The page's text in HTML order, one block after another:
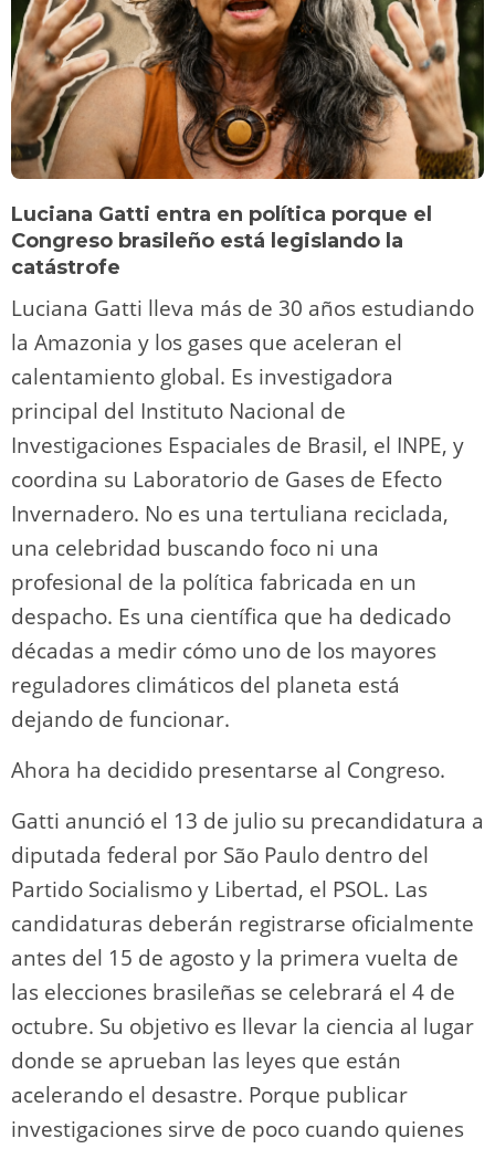
Luciana Gatti entra en política porque el
Congreso brasileño está legislando la
catástrofe
Luciana Gatti lleva más de 30 años estudiando
la Amazonia y los gases que aceleran el
calentamiento global. Es investigadora
principal del Instituto Nacional de
Investigaciones Espaciales de Brasil, el INPE, y
coordina su Laboratorio de Gases de Efecto
Invernadero. No es una tertuliana reciclada,
una celebridad buscando foco ni una
profesional de la política fabricada en un
despacho. Es una científica que ha dedicado
décadas a medir cómo uno de los mayores
reguladores climáticos del planeta está
dejando de funcionar.
Ahora ha decidido presentarse al Congreso.
Gatti anunció el 13 de julio su precandidatura a
diputada federal por São Paulo dentro del
Partido Socialismo y Libertad, el PSOL. Las
candidaturas deberán registrarse oficialmente
antes del 15 de agosto y la primera vuelta de
las elecciones brasileñas se celebrará el 4 de
octubre. Su objetivo es llevar la ciencia al lugar
donde se aprueban las leyes que están
acelerando el desastre. Porque publicar
investigaciones sirve de poco cuando quienes